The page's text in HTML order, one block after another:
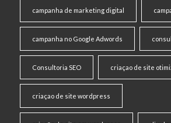
campanha de marketing digital
campanha no Google Adwords
Consultoria SEO criaçao de site
criaçao de site wordpress